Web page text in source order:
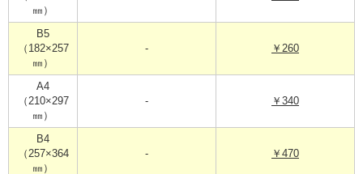
㎜）
B5
（182×257
㎜）
- ￥260
A4
（210×297
㎜）
- ￥340
B4
（257×364
㎜）
- ￥470